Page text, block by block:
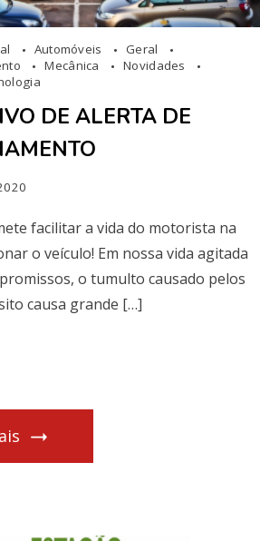
Automóveis
Geral
Mecânica
Novidades
DE ALERTA DE
facilitar a vida do motorista na
o veículo! Em nossa vida agitada
o tumulto causado pelos
causa grande […]